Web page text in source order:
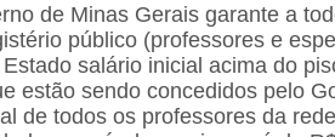
de Minas Gerais garante a
público (professores e
salário inicial acima do
estão sendo concedidos pelo
de todos os professores da